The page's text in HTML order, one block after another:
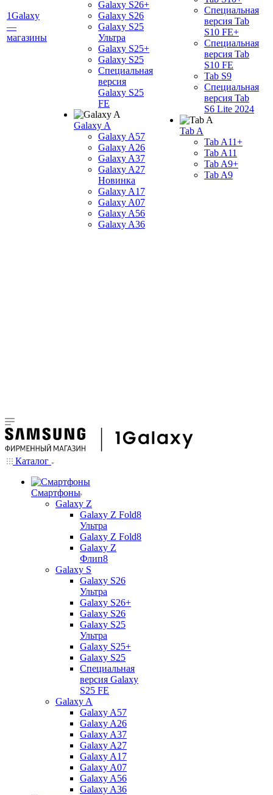
1Galaxy
—
магазины
Galaxy S26+
Galaxy S26
Galaxy S25
Ультра
Galaxy S25+
Galaxy S25
Специальная
версия
Galaxy S25
FE
Galaxy A
Galaxy A57
Galaxy A26
Galaxy A37
Galaxy A27
Новинка
Galaxy A17
Galaxy A07
Galaxy A56
Galaxy A36
Специальная
версия Tab
S10 FE+
Специальная
версия Tab
S10 FE
Tab S9
Специальная
версия Tab
S6 Lite 2024
Tab A
Tab A11+
Tab A11
Tab A9+
Tab A9
Каталог
Смартфоны
Galaxy Z
Galaxy Z Fold8
Ультра
Galaxy Z Fold8
Galaxy Z
Флип8
Galaxy S
Galaxy S26
Ультра
Galaxy S26+
Galaxy S26
Galaxy S25
Ультра
Galaxy S25+
Galaxy S25
Специальная
версия Galaxy
S25 FE
Galaxy A
Galaxy A57
Galaxy A26
Galaxy A37
Galaxy A27
Galaxy A17
Galaxy A07
Galaxy A56
Galaxy A36